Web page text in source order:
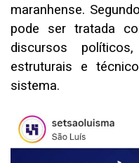
maranhense.
pode ser tratada
discursos
estruturais e
sistema.